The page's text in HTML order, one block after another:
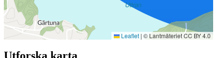
Leaflet | © Lantmäteriet CC BY 4.0
Utforska karta